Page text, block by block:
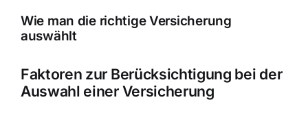
Wie man die richtige Versicherung
auswählt
Faktoren zur Berücksichtigung bei der
Auswahl einer Versicherung